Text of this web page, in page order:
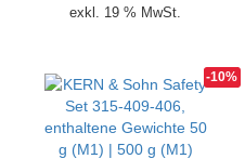
exkl. 19 % MwSt.
-10%